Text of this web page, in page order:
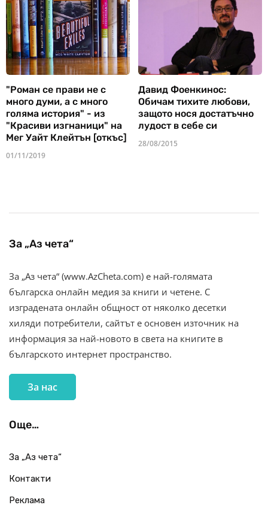
"Роман се прави не с
много думи, а с много
голяма история" - из
"Красиви изгнаници" на
Мег Уайт Клейтън [откъс]
01/11/2019
Давид Фоенкинос:
Обичам тихите любови,
защото нося достатъчно
лудост в себе си
28/08/2015
За „Аз чета“
За „Аз чета“ (www.AzCheta.com) е най-голямата
българска онлайн медия за книги и четене. С
изградената онлайн общност от няколко десетки
хиляди потребители, сайтът е основен източник на
информация за най-новото в света на книгите в
българското интернет пространство.
За нас
Още…
За „Аз чета“
Контакти
Реклама